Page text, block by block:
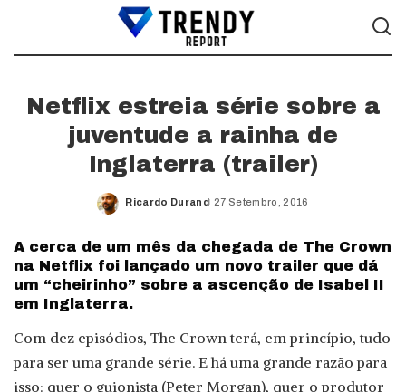
Netflix estreia série sobre a
juventude a rainha de
Inglaterra (trailer)
Posted
Ricardo Durand 27 Setembro, 2016
A cerca de um mês da chegada de The Crown
na Netflix foi lançado um novo trailer que dá
um “cheirinho” sobre a ascenção de Isabel II
em Inglaterra.
Com dez episódios, The Crown terá, em princípio, tudo
para ser uma grande série. E há uma grande razão para
isso: quer o guionista (Peter Morgan), quer o produtor